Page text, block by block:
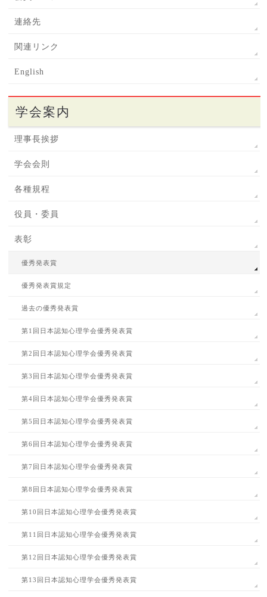
連絡先
関連リンク
English
学会案内
理事長挨拶
学会会則
各種規程
役員・委員
表彰
優秀発表賞
優秀発表賞規定
過去の優秀発表賞
第1回日本認知心理学会優秀発表賞
第2回日本認知心理学会優秀発表賞
第3回日本認知心理学会優秀発表賞
第4回日本認知心理学会優秀発表賞
第5回日本認知心理学会優秀発表賞
第6回日本認知心理学会優秀発表賞
第7回日本認知心理学会優秀発表賞
第8回日本認知心理学会優秀発表賞
第10回日本認知心理学会優秀発表賞
第11回日本認知心理学会優秀発表賞
第12回日本認知心理学会優秀発表賞
第13回日本認知心理学会優秀発表賞